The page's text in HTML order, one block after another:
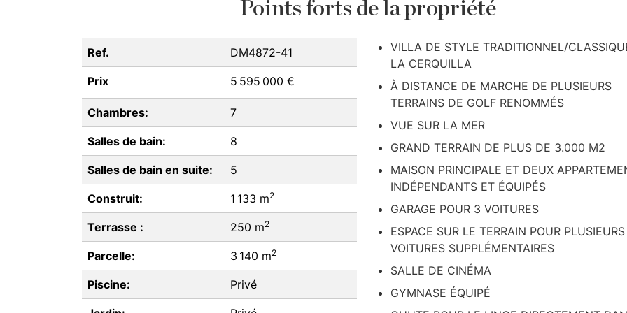
Points forts de la propriété
Ref. DM4872-41
Prix 5 595 000 €
Chambres: 7
Salles de bain: 8
Salles de bain en suite: 5
Construit: 1 133 m2
Terrasse : 250 m2
Parcelle: 3 140 m2
Piscine: Privé
VILLA DE STYLE TRADITIONNEL/
LA CERQUILLA
À DISTANCE DE MARCHE DE PLUSIEURS
TERRAINS DE GOLF RENOMMÉS
VUE SUR LA MER
GRAND TERRAIN DE PLUS DE 3.000 M2
MAISON PRINCIPALE ET DEUX
INDÉPENDANTS ET ÉQUIPÉS
GARAGE POUR 3 VOITURES
ESPACE SUR LE TERRAIN POUR PLUSIEURS
VOITURES SUPPLÉMENTAIRES
SALLE DE CINÉMA
GYMNASE ÉQUIPÉ